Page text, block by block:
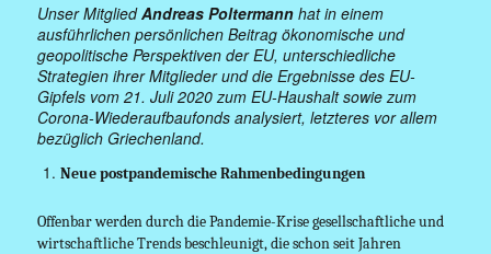
Unser MitgliedAndreas Poltermann hat in einem
ausführlichen persönlichen Beitrag ökonomische und
geopolitische Perspektiven der EU, unterschiedliche
Strategien ihrer Mitglieder und die Ergebnisse des EU-
Gipfels vom 21. Juli 2020 zum EU-Haushalt sowie zum
Corona-Wiederaufbaufonds analysiert, letzteres vor allem
bezüglich Griechenland.
Neue postpandemische Rahmenbedingungen
Offenbar werden durch die Pandemie-Krise gesellschaftliche und
wirtschaftliche Trends beschleunigt, die schon seit Jahren